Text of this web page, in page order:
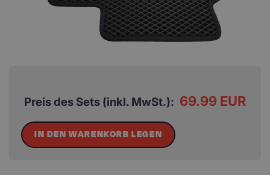
Preis des Sets (inkl. MwSt.): 69.99 EUR
IN DEN WARENKORB LEGEN